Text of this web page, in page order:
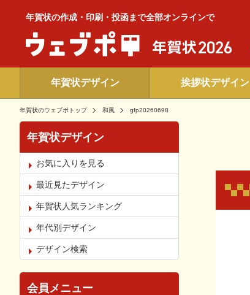
年賀状の作成・印刷・投函まで全部オンラインで
年賀状デザイン 挨拶状デザイン
年賀状のウェブポトップ 和風 gfp20260698
年賀状デザイン
お気に入りを見る
最近見たデザイン
年賀状人気ランキング
年代別デザイン
デザイン検索
会員メニュー